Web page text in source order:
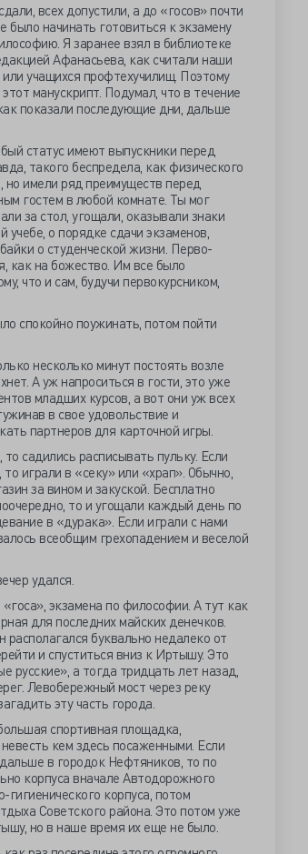
всех допустили, а до «госов» почти
начинать готовиться к экзамену
Я заранее взял в библиотеке
Афанасьева, как считали наши
учащихся профтехучилищ. Поэтому
манускрипт. Подумал, что в течение
показали последующие дни, дальше
статус имеют выпускники перед
такого беспредела, как физического
но имели ряд преимуществ перед
гостем в любой комнате. Ты мог
за стол, угощали, оказывали знаки
учебе, о порядке сдачи экзаменов,
о студенческой жизни. Перво-
как на божество. Им все было
что и сам, будучи первокурсником,
спокойно поужинать, потом пойти
несколько минут постоять возле
А уж напроситься в гости, это уже
младших курсов, а вот они уж всех
в свое удовольствие и
партнеров для карточной игры.
садились расписывать пульку. Если
играли в «секу» или «храп». Обычно,
за вином и закуской. Бесплатно
то и угощали каждый день по
в «дурака». Если играли с нами
всеобщим грехопадением и веселой
удался.
экзамена по философии. А тут как
для последних майских денечков.
располагался буквально недалеко от
и спуститься вниз к Иртышу. Это
русские», а тогда тридцать лет назад,
Левобережный мост через реку
эту часть города.
спортивная площадка,
кем здесь посаженными. Если
в городок Нефтяников, то по
корпуса вначале Автодорожного
корпуса, потом
Советского района. Это потом уже
но в наше время их еще не было.